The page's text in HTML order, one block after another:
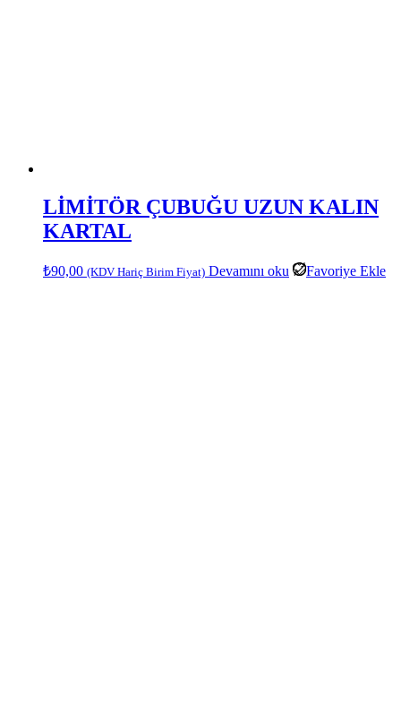
LİMİTÖR ÇUBUĞU UZUN KALIN
KARTAL
₺90,00 (KDV Hariç Birim Fiyat) Devamını oku Favoriye Ekle